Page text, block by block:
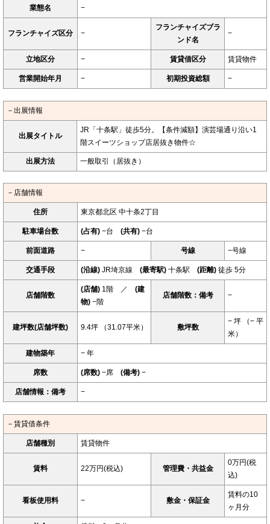
業態名 −
フランチャイズ区分 −
フランチャイズブラ
ンド名
−
立地区分 − 賃貸借区分 賃貸物件
営業開始年月 − 初期投資総額 −
－出展情報
出展タイトル
JR「十条駅」徒歩5分。【条件減額】演芸場通り沿い1
階スイーツショップ店居抜き物件☆
出展方法 一般取引（居抜き）
－店舗情報
住所 東京都北区 中十条2丁目
駐車場台数 (占有) −台 (共有) −台
前面道路 − 号線 −号線
交通手段 (沿線) JR埼京線 (最寄駅) 十条駅 (距離) 徒歩 5分
店舗階数
(店舗) 1階 ／ (建
物) −階
店舗階数：備考 −
建坪数(店舗坪数) 9.4坪 （31.07平米） 敷坪数
− 坪 （− 平
米）
建物築年 − 年
席数 (席数) −席 (備考) −
店舗情報：備考 −
－賃貸借条件
店舗種別 賃貸物件
賃料 22万円(税込) 管理費・共益金
0万円(税
込)
看板使用料 − 敷金・保証金
賃料の10
ヶ月分